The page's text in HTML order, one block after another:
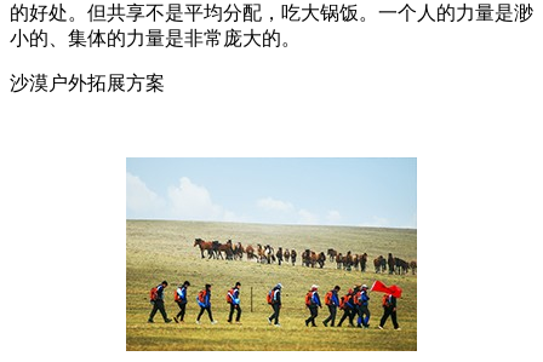
的好处。但共享不是平均分配，吃大锅饭。一个人的力量是渺
小的、集体的力量是非常庞大的。
沙漠户外拓展方案